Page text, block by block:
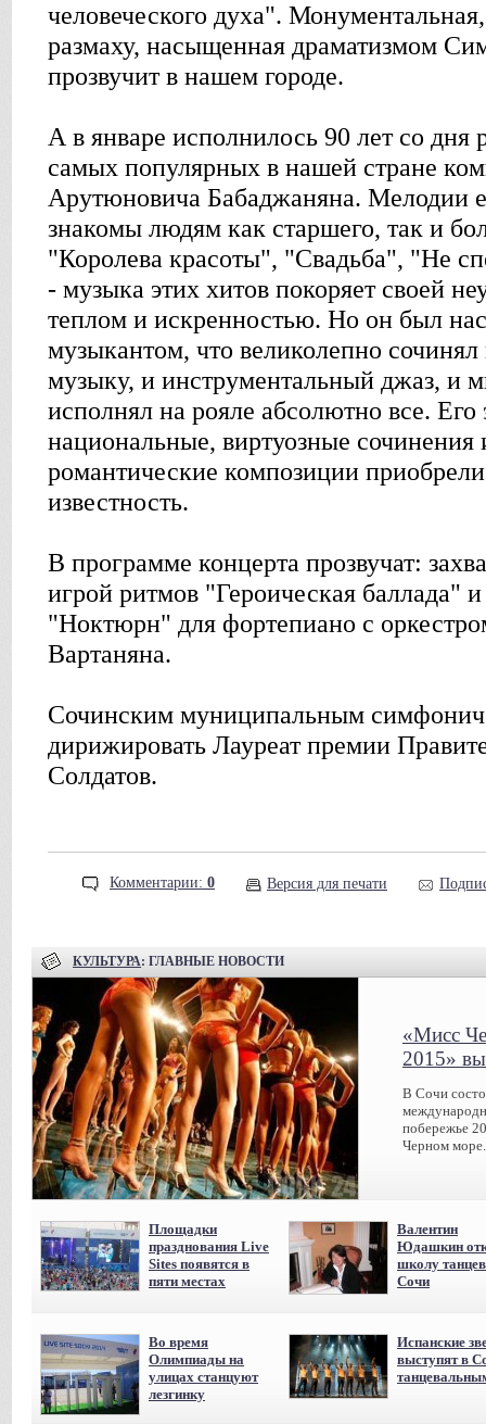
человеческого духа".
размаху, насыщенная драматизмом
прозвучит в нашем городе.
А в январе исполнилось 90 лет со дня
самых популярных в нашей стране
Арутюновича Бабаджаняна. Мелодии
знакомы людям как старшего, так и
"Королева красоты", "Свадьба", "Не
- музыка этих хитов покоряет своей
теплом и искренностью. Но он был
музыкантом, что великолепно
музыку, и инструментальный джаз, и
исполнял на рояле абсолютно все. Его
национальные, виртуозные
романтические композиции
известность.
В программе концерта прозвучат:
игрой ритмов "Героическая баллада"
"Ноктюрн" для фортепиано с
Вартаняна.
Сочинским муниципальным
дирижировать Лауреат премии
Солдатов.
Комментарии: 0 Версия для печати
КУЛЬТУРА: ГЛАВНЫЕ НОВОСТИ
«Мисс
2015»
В Сочи
побережье
Черном
Площадки
празднования Live
Sites появятся в
пяти местах
Валентин
Юдашкин
школу
Сочи
Во время
Олимпиады на
улицах станцуют
лезгинку
Испанские
выступят в